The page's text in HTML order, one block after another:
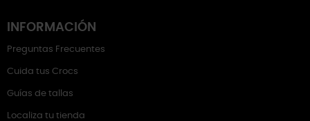
INFORMACIÓN
Preguntas Frecuentes
Cuida tus Crocs
Guías de tallas
Localiza tu tienda